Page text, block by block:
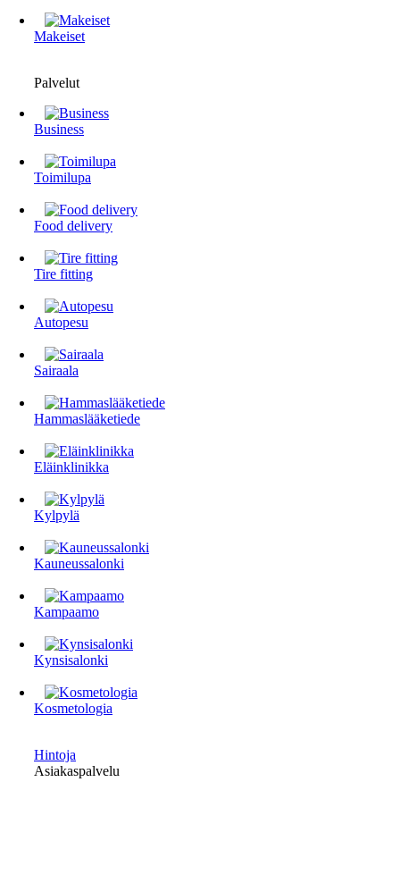
Makeiset
Palvelut
Business
Toimilupa
Food delivery
Tire fitting
Autopesu
Sairaala
Hammaslääketiede
Eläinklinikka
Kylpylä
Kauneussalonki
Kampaamo
Kynsisalonki
Kosmetologia
Hintoja
Asiakaspalvelu